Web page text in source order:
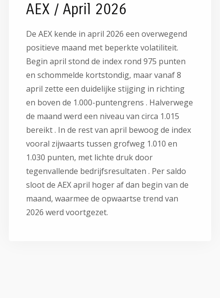
AEX / April 2026
De AEX kende in april 2026 een overwegend
positieve maand met beperkte volatiliteit.
Begin april stond de index rond 975 punten
en schommelde kortstondig, maar vanaf 8
april zette een duidelijke stijging in richting
en boven de 1.000-puntengrens . Halverwege
de maand werd een niveau van circa 1.015
bereikt . In de rest van april bewoog de index
vooral zijwaarts tussen grofweg 1.010 en
1.030 punten, met lichte druk door
tegenvallende bedrijfsresultaten . Per saldo
sloot de AEX april hoger af dan begin van de
maand, waarmee de opwaartse trend van
2026 werd voortgezet.